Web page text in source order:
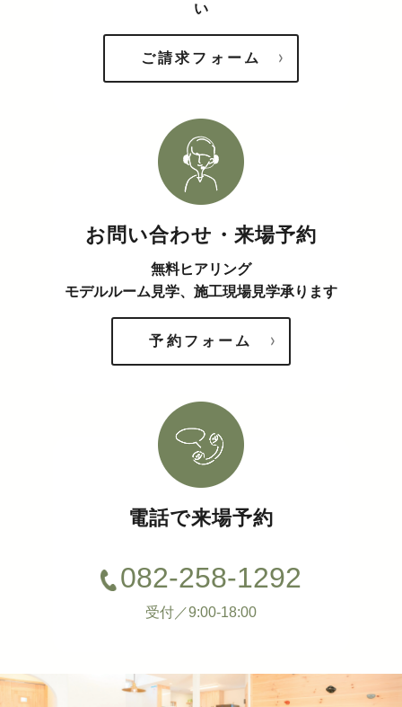
い
ご請求フォーム
お問い合わせ・来場予約
無料ヒアリング
モデルルーム見学、施工現場見学承ります
予約フォーム
電話で来場予約
082-258-1292
受付／9:00-18:00